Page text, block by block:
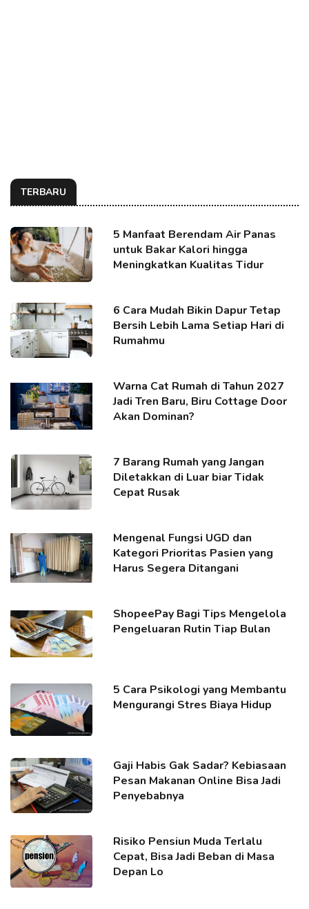
TERBARU
5 Manfaat Berendam Air Panas
untuk Bakar Kalori hingga
Meningkatkan Kualitas Tidur
6 Cara Mudah Bikin Dapur Tetap
Bersih Lebih Lama Setiap Hari di
Rumahmu
Warna Cat Rumah di Tahun 2027
Jadi Tren Baru, Biru Cottage Door
Akan Dominan?
7 Barang Rumah yang Jangan
Diletakkan di Luar biar Tidak
Cepat Rusak
Mengenal Fungsi UGD dan
Kategori Prioritas Pasien yang
Harus Segera Ditangani
ShopeePay Bagi Tips Mengelola
Pengeluaran Rutin Tiap Bulan
5 Cara Psikologi yang Membantu
Mengurangi Stres Biaya Hidup
Gaji Habis Gak Sadar? Kebiasaan
Pesan Makanan Online Bisa Jadi
Penyebabnya
Risiko Pensiun Muda Terlalu
Cepat, Bisa Jadi Beban di Masa
Depan Lo